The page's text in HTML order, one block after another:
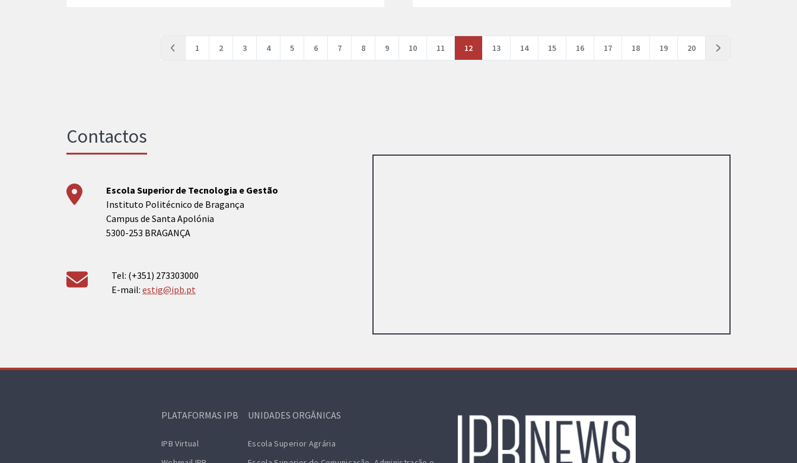
Anterior
1 2 3 4 5 6 7 8 9 10 11 12 13 14 15 16 17 18 19 20 Próximo
Contactos
Escola Superior de Tecnologia e Gestão
Instituto Politécnico de Bragança
Campus de Santa Apolónia
5300-253 BRAGANÇA
Tel: (+351) 273303000
E-mail: estig@ipb.pt
PLATAFORMAS IPB
IPB Virtual
UNIDADES ORGÂNICAS
Escola Superior Agrária